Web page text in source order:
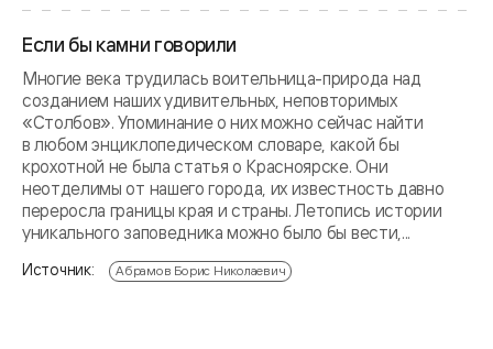
Если бы камни говорили
Многие века трудилась воительница-природа над
созданием наших удивительных, неповторимых
«Столбов». Упоминание о них можно сейчас найти
в любом энциклопедическом словаре, какой бы
крохотной не была статья о Красноярске. Они
неотделимы от нашего города, их известность давно
переросла границы края и страны. Летопись истории
уникального заповедника можно было бы вести,...
Источник: Абрамов Борис Николаевич